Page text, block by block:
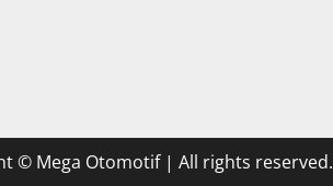
© Mega Otomotif | All rights reserved.